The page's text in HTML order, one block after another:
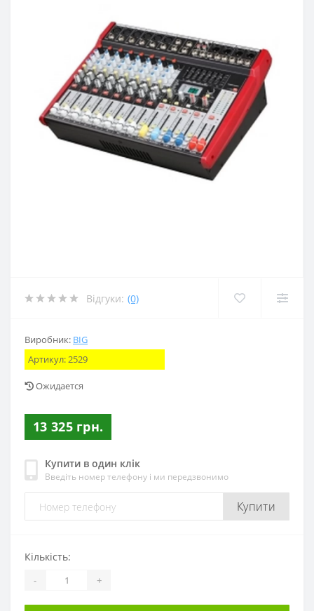
Відгуки: (0)
Виробник: BIG
Артикул:2529
Ожидается
13 325 грн.
Купити в один клік
Введіть номер телефону і ми передзвонимо
Купити
Кількість:
- +